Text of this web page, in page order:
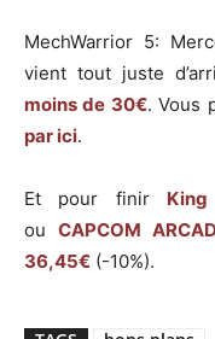
MechWarrior 5:
vient tout juste
moins de 30€. Vous
par ici.
Et pour finir
ou CAPCOM
36,45€ (-10%).